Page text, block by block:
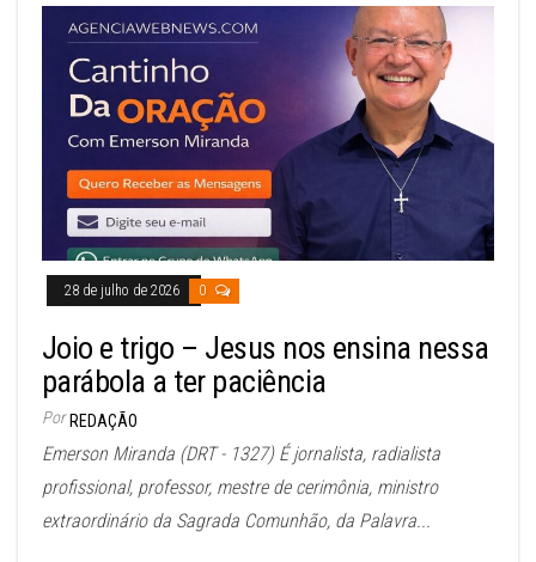
28 de julho de 2026 0
Joio e trigo – Jesus nos ensina nessa
parábola a ter paciência
Por REDAÇÃO
Emerson Miranda (DRT - 1327) É jornalista, radialista
profissional, professor, mestre de cerimônia, ministro
extraordinário da Sagrada Comunhão, da Palavra...